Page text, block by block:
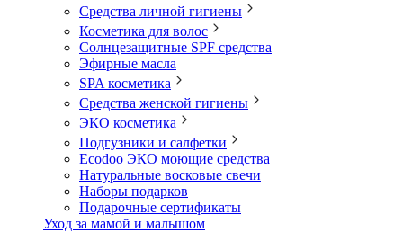
Средства личной гигиены
Косметика для волос
Солнцезащитные SPF средства
Эфирные масла
SPA косметика
Средства женской гигиены
ЭКО косметика
Подгузники и салфетки
Ecodoo ЭКО моющие средства
Натуральные восковые свечи
Наборы подарков
Подарочные сертификаты
Уход за мамой и малышом